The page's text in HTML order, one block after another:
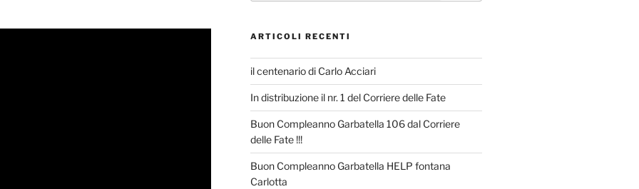
ARTICOLI RECENTI
il centenario di Carlo Acciari
In distribuzione il nr. 1 del Corriere delle Fate
Buon Compleanno Garbatella 106 dal Corriere
delle Fate !!!
Buon Compleanno Garbatella HELP fontana
Carlotta